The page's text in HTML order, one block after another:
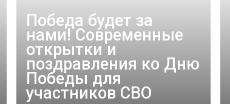
Победа будет за
нами! Современные
открытки и
поздравления ко Дню
Победы для
участников СВО